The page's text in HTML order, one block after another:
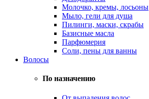
Молочко, кремы, лосьоны
Мыло, гели для душа
Пилинги, маски, скрабы
Базисные масла
Парфюмерия
Соли, пены для ванны
Волосы
По назначению